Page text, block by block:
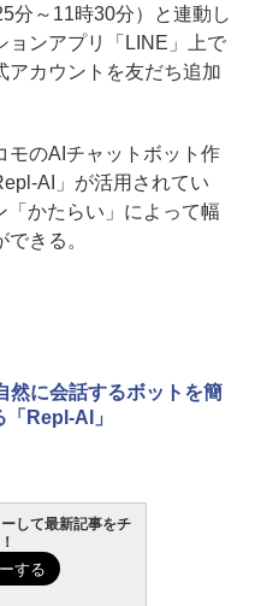
分～11時30分）と連動し
ョンアプリ「LINE」上で
アカウントを友だち追加
のAIチャットボット作
AI」が活用されてい
「かたらい」によって幅
きる。
然に会話するボットを簡
Repl-AI」
して最新記事をチ